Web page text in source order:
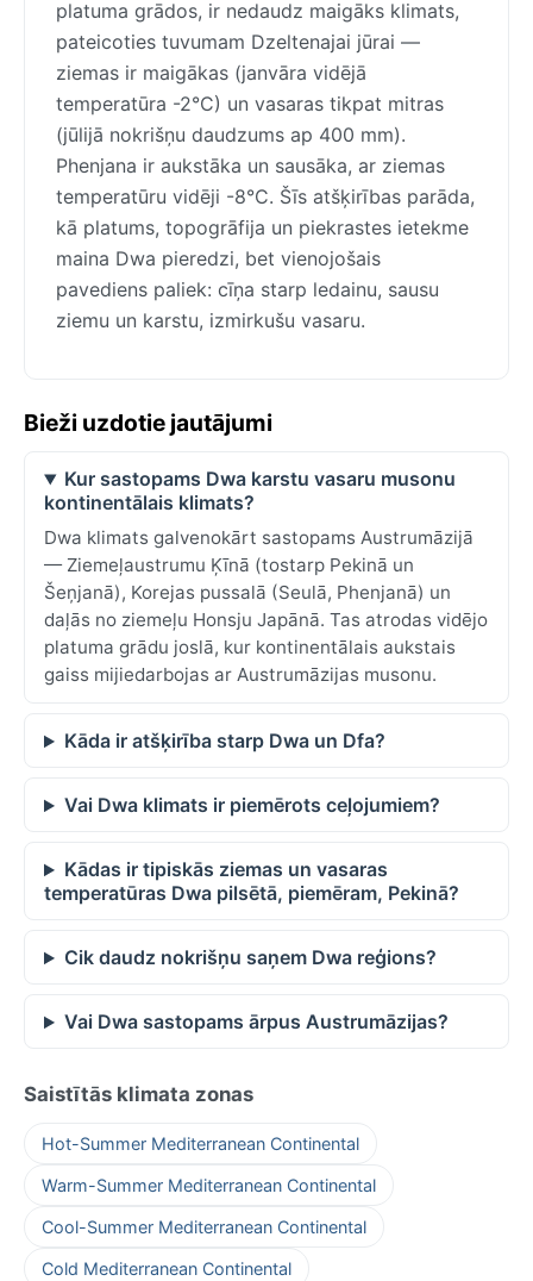
platuma grādos, ir nedaudz maigāks klimats,
pateicoties tuvumam Dzeltenajai jūrai —
ziemas ir maigākas (janvāra vidējā
temperatūra -2°C) un vasaras tikpat mitras
(jūlijā nokrišņu daudzums ap 400 mm).
Phenjana ir aukstāka un sausāka, ar ziemas
temperatūru vidēji -8°C. Šīs atšķirības parāda,
kā platums, topogrāfija un piekrastes ietekme
maina Dwa pieredzi, bet vienojošais
pavediens paliek: cīņa starp ledainu, sausu
ziemu un karstu, izmirkušu vasaru.
Bieži uzdotie jautājumi
Kur sastopams Dwa karstu vasaru musonu
kontinentālais klimats?
Dwa klimats galvenokārt sastopams Austrumāzijā
— Ziemeļaustrumu Ķīnā (tostarp Pekinā un
Šeņjanā), Korejas pussalā (Seulā, Phenjanā) un
daļās no ziemeļu Honsju Japānā. Tas atrodas vidējo
platuma grādu joslā, kur kontinentālais aukstais
gaiss mijiedarbojas ar Austrumāzijas musonu.
Kāda ir atšķirība starp Dwa un Dfa?
Vai Dwa klimats ir piemērots ceļojumiem?
Kādas ir tipiskās ziemas un vasaras
temperatūras Dwa pilsētā, piemēram, Pekinā?
Cik daudz nokrišņu saņem Dwa reģions?
Vai Dwa sastopams ārpus Austrumāzijas?
Saistītās klimata zonas
Hot-Summer Mediterranean Continental
Warm-Summer Mediterranean Continental
Cool-Summer Mediterranean Continental
Cold Mediterranean Continental